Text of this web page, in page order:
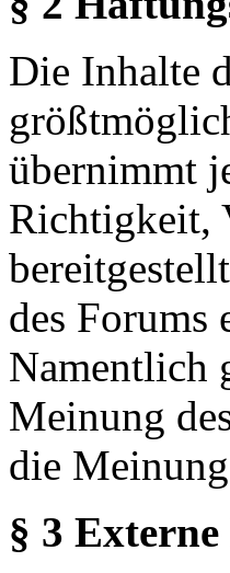
Die Inhalte
übernimmt
Richtigkeit,
des Forums
Namentlich
Meinung
die
§ 3